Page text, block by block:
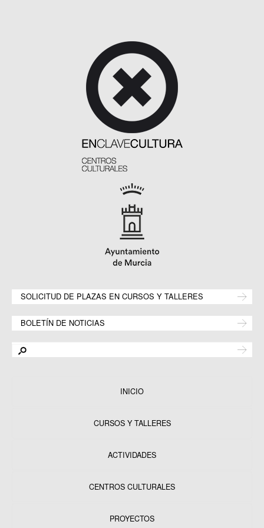
SOLICITUD DE PLAZAS EN CURSOS Y TALLERES
BOLETÍN DE NOTICIAS
INICIO
CURSOS Y TALLERES
ACTIVIDADES
CENTROS CULTURALES
PROYECTOS